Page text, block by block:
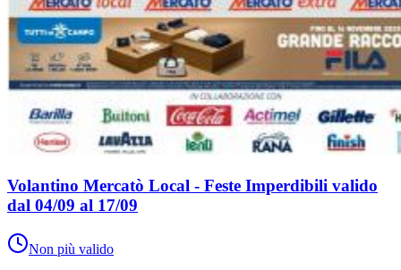
Volantino Mercatò Local - Feste Imperdibili valido
dal 04/09 al 17/09
Non più valido